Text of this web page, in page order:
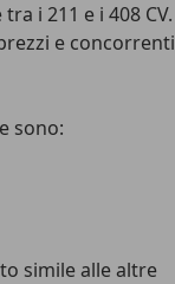
i 211 e i 408 CV.
e concorrenti
sono:
simile alle altre